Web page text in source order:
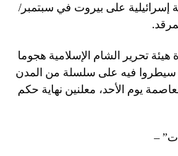
إسرائيلية على بيروت في سبتمبر/
هيئة تحرير الشام الإسلامية هجوما
سيطروا فيه على سلسلة من المدن
يوم الأحد، معلنين نهاية حكم
–